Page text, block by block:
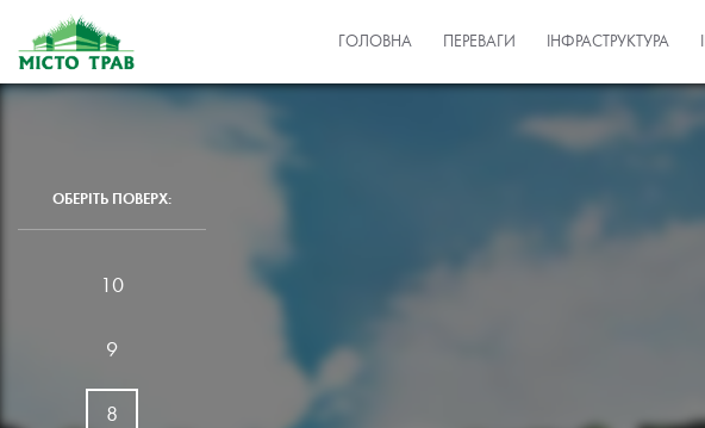
ГОЛОВНА ПЕРЕВАГИ ІНФРАСТРУКТУРА
ОБЕРІТЬ ПОВЕРХ:
10
9
8